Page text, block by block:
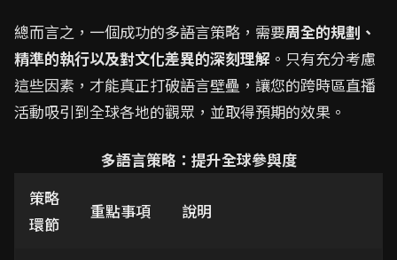
總而言之，一個成功的多語言策略，需要周全的規劃、
精準的執行以及對文化差異的深刻理解 。只有充分考慮
這些因素，才能真正打破語言壁壘，讓您的跨時區直播
活動吸引到全球各地的觀眾，並取得預期的效果。
多語言策略：提升全球參與度
策略
環節
重點事項 說明